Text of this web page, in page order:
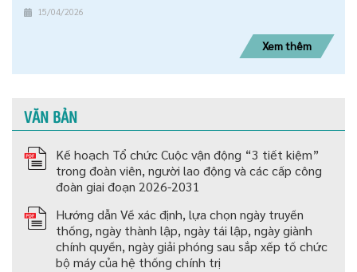
15/04/2026
Xem thêm
VĂN BẢN
Kế hoạch Tổ chức Cuộc vận động “3 tiết kiệm”
trong đoàn viên, người lao động và các cấp công
đoàn giai đoạn 2026-2031
Hướng dẫn Về xác định, lựa chọn ngày truyền
thống, ngày thành lập, ngày tái lập, ngày giành
chính quyền, ngày giải phóng sau sắp xếp tố chức
bộ máy của hệ thống chính trị